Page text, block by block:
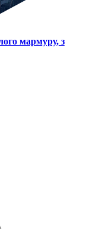
мармуру, з